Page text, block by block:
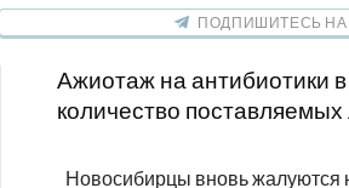
ПОДПИШИТЕСЬ НА
Ажиотаж на антибиотики
количество поставляемых
Новосибирцы вновь жалуются